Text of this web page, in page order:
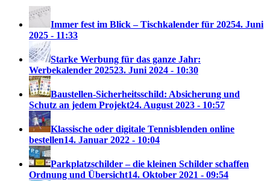
Immer fest im Blick – Tischkalender für 20254. Juni
2025 - 11:33
Starke Werbung für das ganze Jahr:
Werbekalender 202523. Juni 2024 - 10:30
Baustellen-Sicherheitsschild: Absicherung und
Schutz an jedem Projekt24. August 2023 - 10:57
Klassische oder digitale Tennisblenden online
bestellen14. Januar 2022 - 10:04
Parkplatzschilder – die kleinen Schilder schaffen
Ordnung und Übersicht14. Oktober 2021 - 09:54